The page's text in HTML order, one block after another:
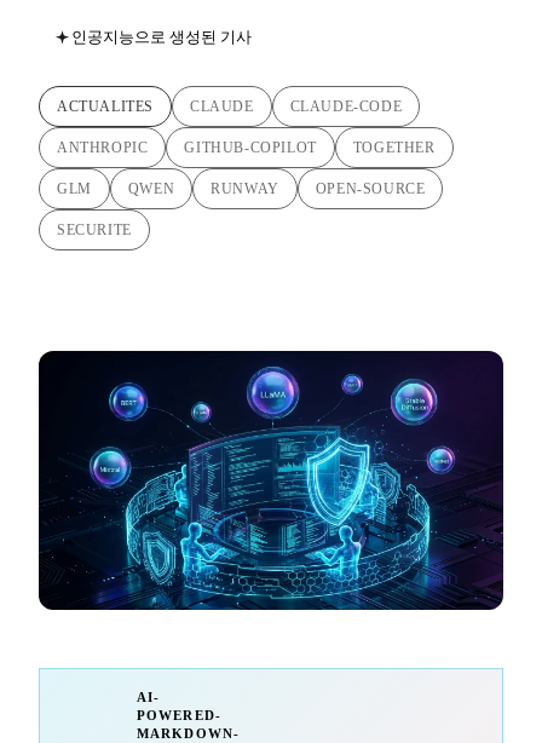
인공지능으로 생성된 기사
ACTUALITES CLAUDE CLAUDE-CODE
ANTHROPIC GITHUB-COPILOT TOGETHER
GLM QWEN RUNWAY OPEN-SOURCE
SECURITE
AI-
POWERED-
MARKDOWN-